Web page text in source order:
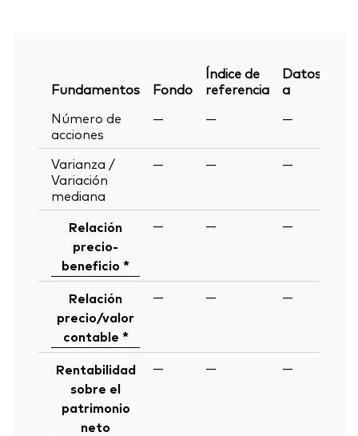
Fundamentos Fondo
Índice de
referencia
Datos
a
Número de
acciones
— — —
Varianza /
Variación
mediana
— — —
Relación
precio-
beneficio *
— — —
Relación
precio/valor
contable *
— — —
Rentabilidad
sobre el
patrimonio
neto
— — —